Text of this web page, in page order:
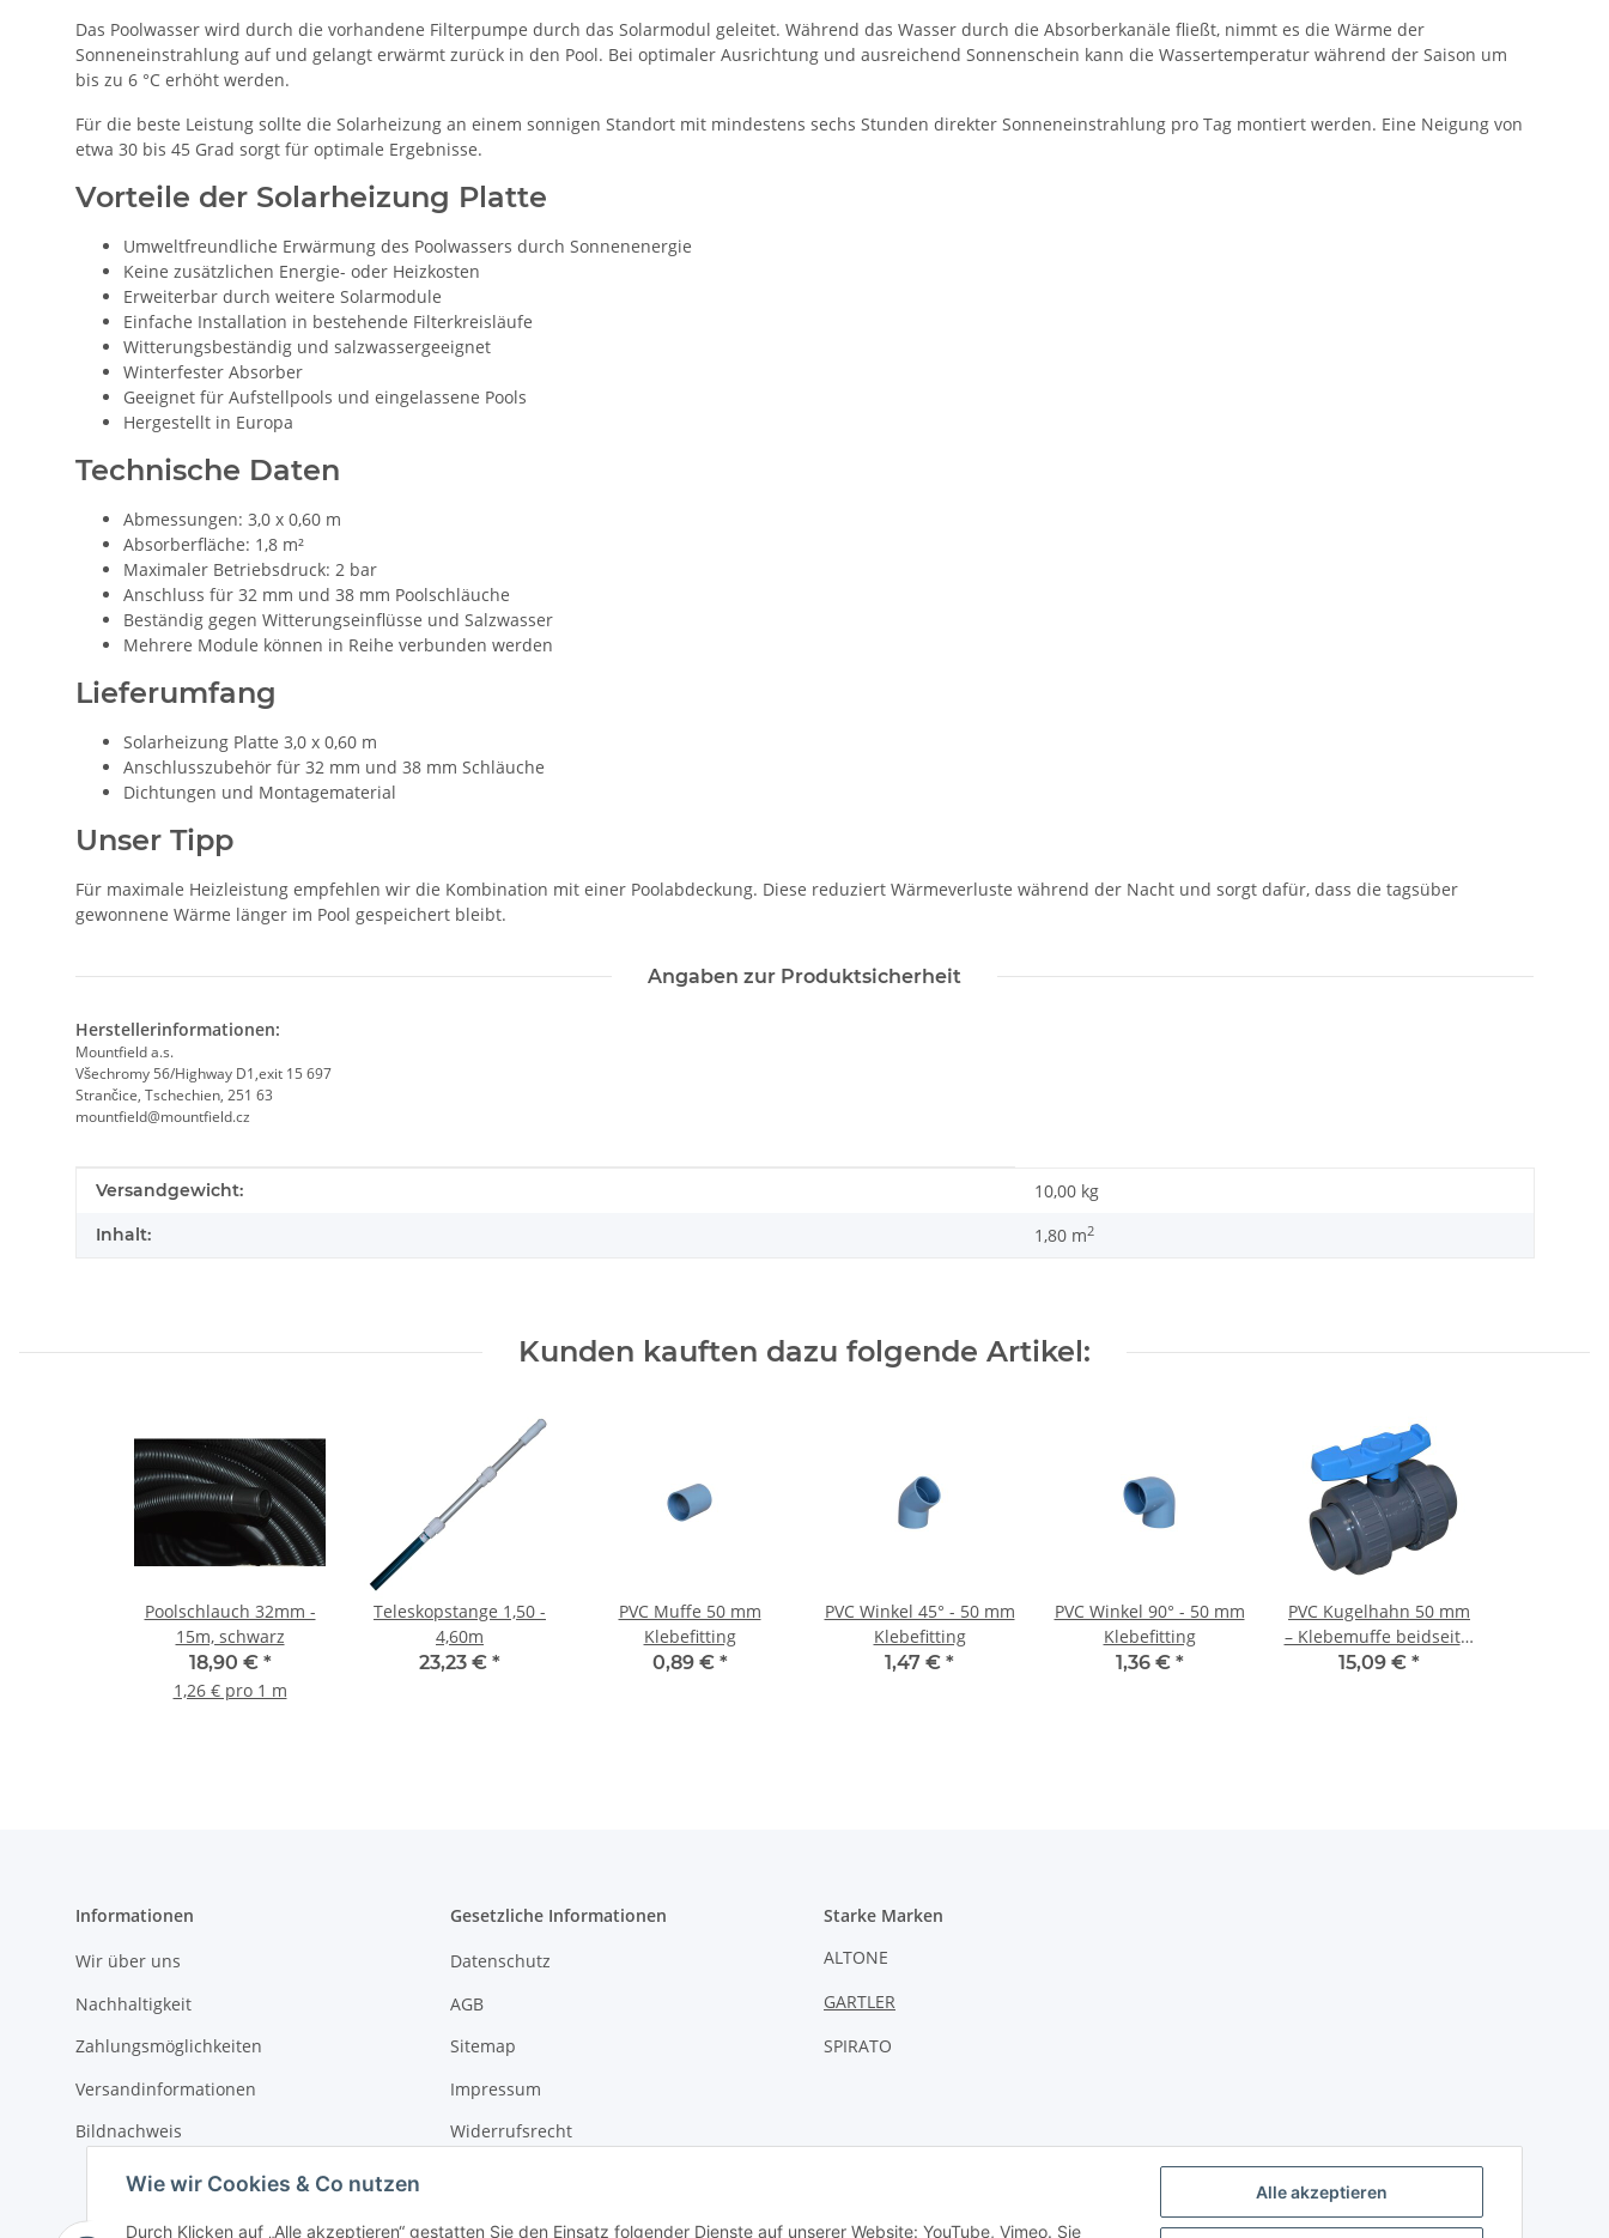
Alle akzeptieren
Wie wir Cookies & Co nutzen
Durch Klicken auf „Alle akzeptieren“ gestatten Sie den Einsatz folgender Dienste auf unserer Website: YouTube, Vimeo. Sie
Das Poolwasser wird durch die vorhandene Filterpumpe durch das Solarmodul geleitet. Während das Wasser durch die Absorberkanäle fließt, nimmt es die Wärme der
Sonneneinstrahlung auf und gelangt erwärmt zurück in den Pool. Bei optimaler Ausrichtung und ausreichend Sonnenschein kann die Wassertemperatur während der Saison um
bis zu 6 °C erhöht werden.
Für die beste Leistung sollte die Solarheizung an einem sonnigen Standort mit mindestens sechs Stunden direkter Sonneneinstrahlung pro Tag montiert werden. Eine Neigung von
etwa 30 bis 45 Grad sorgt für optimale Ergebnisse.
Vorteile der Solarheizung Platte
Umweltfreundliche Erwärmung des Poolwassers durch Sonnenenergie
Keine zusätzlichen Energie- oder Heizkosten
Erweiterbar durch weitere Solarmodule
Einfache Installation in bestehende Filterkreisläufe
Witterungsbeständig und salzwassergeeignet
Winterfester Absorber
Geeignet für Aufstellpools und eingelassene Pools
Hergestellt in Europa
Technische Daten
Abmessungen: 3,0 x 0,60 m
Absorberfläche: 1,8 m²
Maximaler Betriebsdruck: 2 bar
Anschluss für 32 mm und 38 mm Poolschläuche
Beständig gegen Witterungseinflüsse und Salzwasser
Mehrere Module können in Reihe verbunden werden
Lieferumfang
Solarheizung Platte 3,0 x 0,60 m
Anschlusszubehör für 32 mm und 38 mm Schläuche
Dichtungen und Montagematerial
Unser Tipp
Für maximale Heizleistung empfehlen wir die Kombination mit einer Poolabdeckung. Diese reduziert Wärmeverluste während der Nacht und sorgt dafür, dass die tagsüber
gewonnene Wärme länger im Pool gespeichert bleibt.
Angaben zur Produktsicherheit
Herstellerinformationen:
Mountfield a.s.
Všechromy 56/Highway D1,exit 15 697
Strančice, Tschechien, 251 63
mountfield@mountfield.cz
Produkteigenschaft
Wert
Versandgewicht: 10,00 kg
Inhalt: 1,80 m2
Kunden kauften dazu folgende Artikel:
Poolschlauch 32mm -
15m, schwarz
18,90 € *
1,26 € pro 1 m
Teleskopstange 1,50 -
4,60m
23,23 € *
PVC Muffe 50 mm
Klebefitting
0,89 € *
PVC Winkel 45° - 50 mm
Klebefitting
1,47 € *
PVC Winkel 90° - 50 mm
Klebefitting
1,36 € *
PVC Kugelhahn 50 mm
– Klebemuffe beidseitig
mit
15,09 € *
Informationen
Wir über uns
Nachhaltigkeit
Zahlungsmöglichkeiten
Versandinformationen
Bildnachweis
Gesetzliche Informationen
Datenschutz
AGB
Sitemap
Impressum
Widerrufsrecht
Starke Marken
ALTONE
GARTLER
SPIRATO